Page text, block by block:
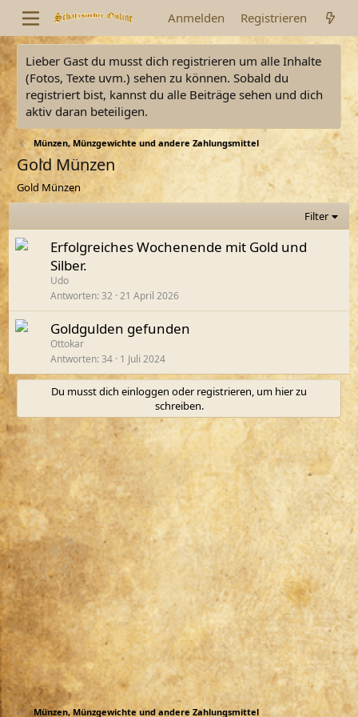
Anmelden Registrieren
Lieber Gast du musst dich registrieren um alle Inhalte
(Fotos, Texte uvm.) sehen zu können. Sobald du
registriert bist, kannst du alle Beiträge sehen und dich
aktiv daran beteiligen.
Münzen, Münzgewichte und andere Zahlungsmittel
Gold Münzen
Gold Münzen
Filter
Erfolgreiches Wochenende mit Gold und
Silber.
Udo
Antworten 32 21 April 2026
Goldgulden gefunden
Ottokar
Antworten 34 1 Juli 2024
Du musst dich einloggen oder registrieren, um hier zu
schreiben.
Münzen, Münzgewichte und andere Zahlungsmittel